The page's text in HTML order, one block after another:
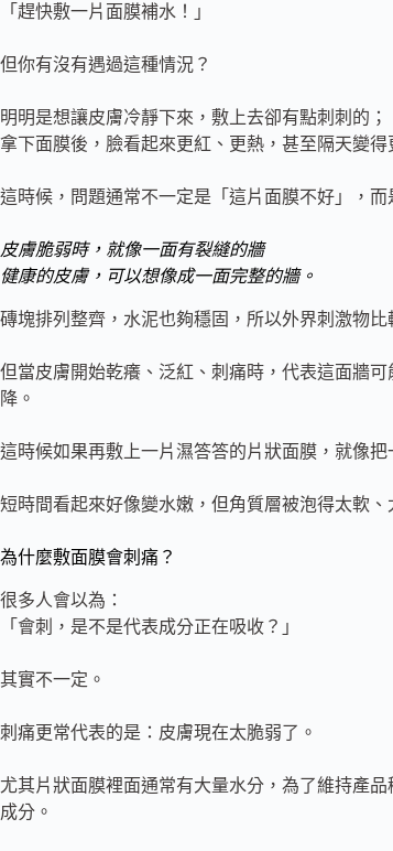
「趕快敷一片面膜補水！」
但你有沒有遇過這種情況？
明明是想讓皮膚冷靜下來，敷上去卻有點刺刺的；
拿下面膜後，臉看起來更紅、更熱，甚至隔天變得
這時候，問題通常不一定是「這片面膜不好」，
皮膚脆弱時，就像一面有裂縫的牆
健康的皮膚，可以想像成一面完整的牆。
磚塊排列整齊，水泥也夠穩固，所以外界刺激物
但當皮膚開始乾癢、泛紅、刺痛時，代表這面牆
降。
這時候如果再敷上一片濕答答的片狀面膜，就像
短時間看起來好像變水嫩，但角質層被泡得太軟
為什麼敷面膜會刺痛？
很多人會以為：
「會刺，是不是代表成分正在吸收？」
其實不一定。
刺痛更常代表的是：皮膚現在太脆弱了。
尤其片狀面膜裡面通常有大量水分，為了維持產
成分。